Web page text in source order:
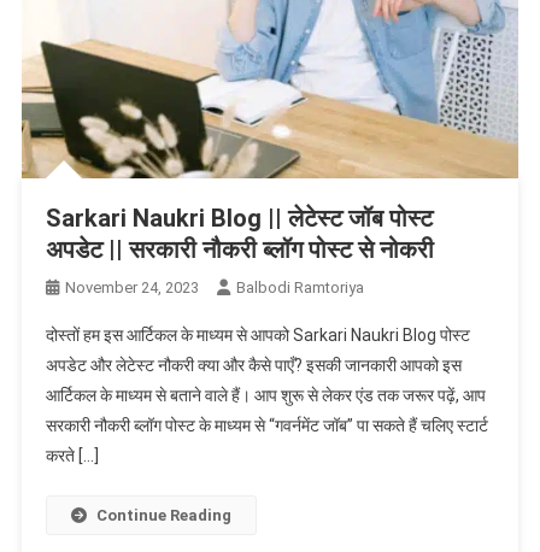
Sarkari Naukri Blog || लेटेस्ट जॉब पोस्ट
अपडेट || सरकारी नौकरी ब्लॉग पोस्ट से नोकरी
November 24, 2023 Balbodi Ramtoriya
दोस्तों हम इस आर्टिकल के माध्यम से आपको Sarkari Naukri Blog पोस्ट
अपडेट और लेटेस्ट नौकरी क्या और कैसे पाएँ? इसकी जानकारी आपको इस
आर्टिकल के माध्यम से बताने वाले हैं। आप शुरू से लेकर एंड तक जरूर पढ़ें, आप
सरकारी नौकरी ब्लॉग पोस्ट के माध्यम से “गवर्नमेंट जॉब” पा सकते हैं चलिए स्टार्ट
करते […]
Continue Reading